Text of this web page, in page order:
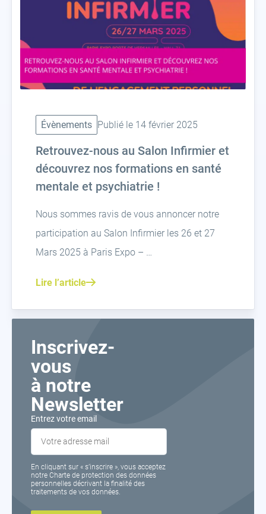
Évènements Publié le 14 février 2025
Retrouvez-nous au Salon Infirmier et
découvrez nos formations en santé
mentale et psychiatrie !
Nous sommes ravis de vous annoncer notre
participation au Salon Infirmier les 26 et 27
Mars 2025 à Paris Expo – …
Lire l’article
Inscrivez-
vous
à notre
Newsletter
Entrez votre email
En cliquant sur « s’inscrire », vous acceptez
notre Charte de protection des données
personnelles décrivant la finalité des
traitements de vos données.